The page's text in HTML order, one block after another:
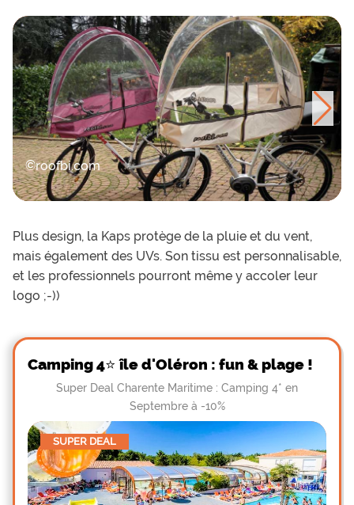
©roofbi.com
Plus design, la Kaps protège de la pluie et du vent,
mais également des UVs. Son tissu est personnalisable,
et les professionnels pourront même y accoler leur
logo ;-))
Camping 4⭐ île d'Oléron : fun & plage !
Super Deal Charente Maritime : Camping 4* en
Septembre à -10%
SUPER DEAL